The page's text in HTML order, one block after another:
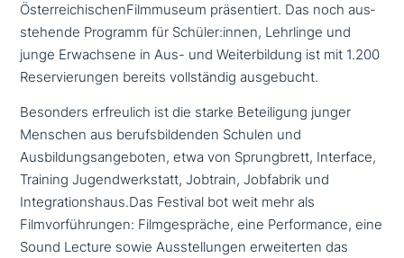
ÖsterreichischenFilmmuseum prä­sen­tiert. Das noch aus­
ste­hen­de Programm für Schüler:innen, Lehrlinge und
junge Erwachsene in Aus- und Weiterbildung ist mit 1.200
Reservierungen bereits voll­stän­dig ausgebucht.
Besonders erfreu­lich ist die starke Beteiligung junger
Menschen aus berufs­bil­den­den Schulen und
Ausbildungsangeboten, etwa von Sprungbrett, Interface,
Training Jugendwerkstatt, Jobtrain, Jobfabrik und
Integrationshaus.Das Festival bot weit mehr als
Filmvorführungen: Filmgespräche, eine Performance, eine
Sound Lecture sowie Ausstellungen erwei­ter­ten das